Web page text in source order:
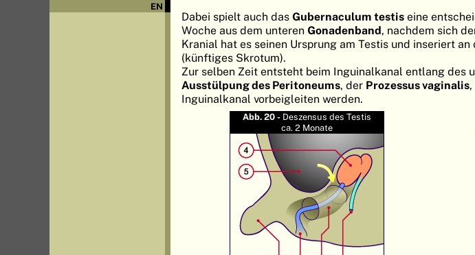
EN
Dabei spielt auch das Gubernaculum testis eine
Woche aus dem unteren Gonadenband, nachdem sich
Kranial hat es seinen Ursprung am Testis und inseriert
(künftiges Skrotum).
Zur selben Zeit entsteht beim Inguinalkanal entlang des
Ausstülpung des Peritoneums, der Prozessus vaginalis
Inguinalkanal vorbeigleiten werden.
Abb. 20 - Deszensus des Testis
ca. 2 Monate